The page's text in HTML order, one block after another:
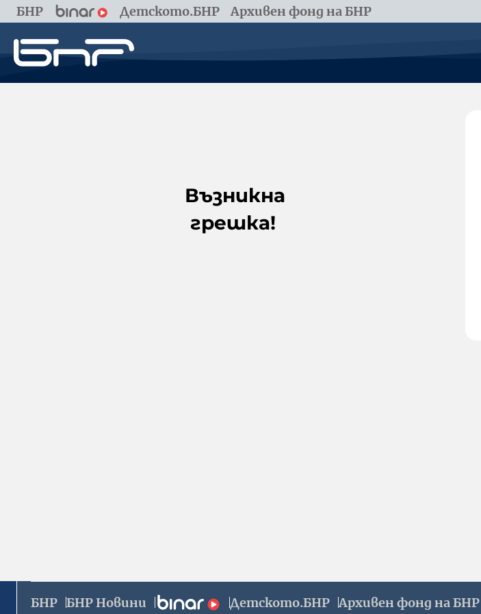
БНР Детското.БНР Архивен фонд на БНР
Възникна
грешка!
БНР БНР Новини Детското.БНР Архивен фонд на БНР